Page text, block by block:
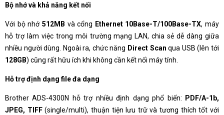
Bộ nhớ và khả năng kết nối
Với bộ nhớ 512MB và cổng Ethernet 10Base-T/100Base-TX, máy
hỗ trợ làm việc trong môi trường mạng LAN, chia sẻ dễ dàng giữa
nhiều người dùng. Ngoài ra, chức năng Direct Scan qua USB (lên tới
128GB) cũng rất hữu ích khi không cần kết nối máy tính.
Hỗ trợ định dạng file đa dạng
Brother ADS-4300N hỗ trợ nhiều định dạng phổ biến: PDF/A-1b,
JPEG, TIFF(single/multi), thuận tiện lưu trữ và tương thích tốt với